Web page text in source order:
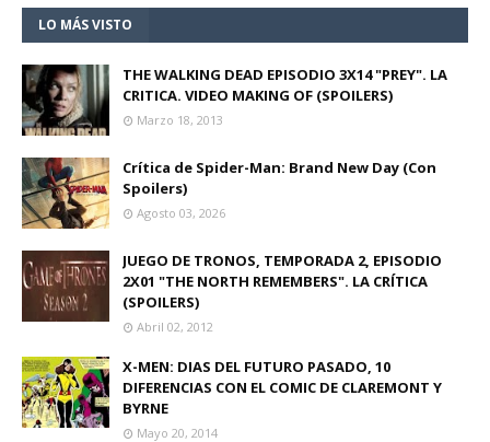
LO MÁS VISTO
THE WALKING DEAD EPISODIO 3X14 "PREY". LA
CRITICA. VIDEO MAKING OF (SPOILERS)
Marzo 18, 2013
Crítica de Spider-Man: Brand New Day (Con
Spoilers)
Agosto 03, 2026
JUEGO DE TRONOS, TEMPORADA 2, EPISODIO
2X01 "THE NORTH REMEMBERS". LA CRÍTICA
(SPOILERS)
Abril 02, 2012
X-MEN: DIAS DEL FUTURO PASADO, 10
DIFERENCIAS CON EL COMIC DE CLAREMONT Y
BYRNE
Mayo 20, 2014